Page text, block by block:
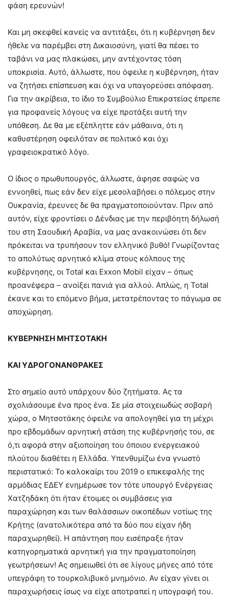
φάση ερευνών!
Και μη σκεφθεί κανείς να αντιτάξει, ότι η κυβέρνηση δεν
ήθελε να παρέμβει στη Δικαιοσύνη, γιατί θα πέσει το
ταβάνι να μας πλακώσει, μην αντέχοντας τόση
υποκρισία. Αυτό, άλλωστε, που όφειλε η κυβέρνηση, ήταν
να ζητήσει επίσπευση και όχι να υπαγορεύσει απόφαση.
Για την ακρίβεια, το ίδιο το Συμβούλιο Επικρατείας έπρεπε
για προφανείς λόγους να είχε προτάξει αυτή την
υπόθεση. Δε θα με εξέπληττε εάν μάθαινα, ότι η
καθυστέρηση οφειλόταν σε πολιτικό και όχι
γραφειοκρατικό λόγο.
Ο ίδιος ο πρωθυπουργός, άλλωστε, άφησε σαφώς να
εννοηθεί, πως εάν δεν είχε μεσολαβήσει ο πόλεμος στην
Ουκρανία, έρευνες δε θα πραγματοποιούνταν. Πριν από
αυτόν, είχε φροντίσει ο Δένδιας με την περιβόητη δήλωσή
του στη Σαουδική Αραβία, να μας ανακοινώσει ότι δεν
πρόκειται να τρυπήσουν τον ελληνικό βυθό! Γνωρίζοντας
το απολύτως αρνητικό κλίμα στους κόλπους της
κυβέρνησης, οι Total και Exxon Mobil είχαν – όπως
προανέφερα – ανοίξει πανιά για αλλού. Απλώς, η Total
έκανε και το επόμενο βήμα, μετατρέποντας το πάγωμα σε
αποχώρηση.
ΚΥΒΕΡΝΗΣΗ ΜΗΤΣΟΤΑΚΗ
ΚΑΙ ΥΔΡΟΓΟΝΑΝΘΡΑΚΕΣ
Στο σημείο αυτό υπάρχουν δύο ζητήματα. Ας τα
σχολιάσουμε ένα προς ένα. Σε μία στοιχειωδώς σοβαρή
χώρα, ο Μητσοτάκης όφειλε να απολογηθεί για τη μέχρι
προ εβδομάδων αρνητική στάση της κυβέρνησής του, σε
ό,τι αφορά στην αξιοποίηση του όποιου ενεργειακού
πλούτου διαθέτει η Ελλάδα. Υπενθυμίζω ένα γνωστό
περιστατικό: Το καλοκαίρι του 2019 ο επικεφαλής της
αρμόδιας ΕΔΕΥ ενημέρωσε τον τότε υπουργό Ενέργειας
Χατζηδάκη ότι ήταν έτοιμες οι συμβάσεις για
παραχώρηση και των θαλάσσιων οικοπέδων νοτίως της
Κρήτης (ανατολικότερα από τα δύο που είχαν ήδη
παραχωρηθεί). Η απάντηση που εισέπραξε ήταν
κατηγορηματικά αρνητική για την πραγματοποίηση
γεωτρήσεων! Ας σημειωθεί ότι σε λίγους μήνες από τότε
υπεγράφη το τουρκολιβυκό μνημόνιο. Αν είχαν γίνει οι
παραχωρήσεις ίσως να είχε αποτραπεί η υπογραφή του.